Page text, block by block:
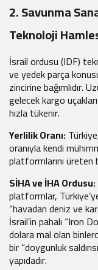
2. Savunma
Teknoloji
İsrail ordusu (IDF)
ve yedek parça
zincirine bağımlıdır.
gelecek kargo
hızla tükenir.
Yerlilik Oranı:
oranıyla kendi
platformlarını üreten
SİHA ve İHA Ordusu:
platformlar,
“havadan deniz ve
İsrail’in pahalı “Iron
dolara mal olan
bir “doygunluk
yapıdadır.